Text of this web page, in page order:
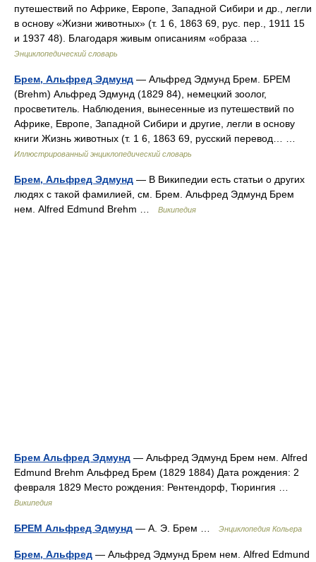
путешествий по Африке, Европе, Западной Сибири и др., легли
в основу «Жизни животных» (т. 1 6, 1863 69, рус. пер., 1911 15
и 1937 48). Благодаря живым описаниям «образа …
Энциклопедический словарь
Брем, Альфред Эдмунд — Альфред Эдмунд Брем. БРЕМ
(Brehm) Альфред Эдмунд (1829 84), немецкий зоолог,
просветитель. Наблюдения, вынесенные из путешествий по
Африке, Европе, Западной Сибири и другие, легли в основу
книги Жизнь животных (т. 1 6, 1863 69, русский перевод… …
Иллюстрированный энциклопедический словарь
Брем, Альфред Эдмунд — В Википедии есть статьи о других
людях с такой фамилией, см. Брем. Альфред Эдмунд Брем
нем. Alfred Edmund Brehm …
Википедия
Брем Альфред Эдмунд — Альфред Эдмунд Брем нем. Alfred
Edmund Brehm Альфред Брем (1829 1884) Дата рождения: 2
февраля 1829 Место рождения: Рентендорф, Тюрингия …
Википедия
БРЕМ Альфред Эдмунд — А. Э. Брем … Энциклопедия Кольера
Брем, Альфред — Альфред Эдмунд Брем нем. Alfred Edmund